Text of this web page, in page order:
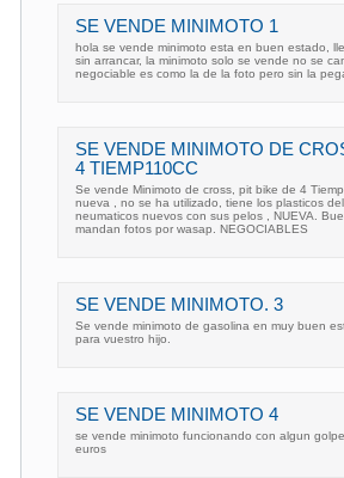
SE VENDE MINIMOTO 1
hola se vende minimoto esta en buen estado,
sin arrancar, la minimoto solo se vende no se
negociable es como la de la foto pero sin la
SE VENDE MINIMOTO DE
4 TIEMP110CC
Se vende Minimoto de cross, pit bike de 4
nueva , no se ha utilizado, tiene los plasticos del
neumaticos nuevos con sus pelos , NUEVA.
mandan fotos por wasap. NEGOCIABLES
SE VENDE MINIMOTO. 3
Se vende minimoto de gasolina en muy buen
para vuestro hijo.
SE VENDE MINIMOTO 4
se vende minimoto funcionando con algun
euros